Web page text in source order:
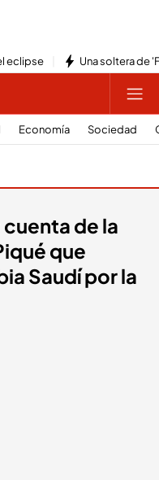
eclipse Una soltera de
Economía Sociedad
cuenta de la
que
Saudí por la